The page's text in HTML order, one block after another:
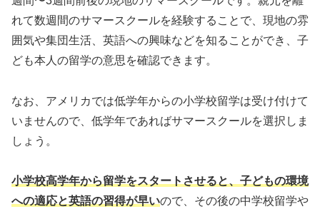
れて数週間のサマースクールを経験することで、現地の雰
囲気や集団生活、英語への興味などを知ることができ、子
ども本人の留学の意思を確認できます。
なお、アメリカでは低学年からの小学校留学は受け付けて
いませんので、低学年であればサマースクールを選択しま
しょう。
小学校高学年から留学をスタートさせると、子どもの環境
への適応と英語の習得が早いので、その後の中学校留学や